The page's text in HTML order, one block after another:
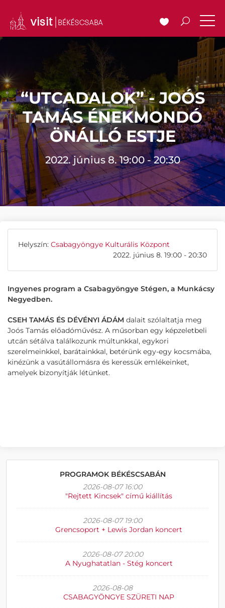
“UTCADALOK” - JOÓS
TAMÁS ÉNEKMONDÓ
ÖNÁLLÓ ESTJE
2022. június 8. 19:00 - 20:30
Helyszín: Csabagyöngye Kulturális Központ
2022. június 8. 19:00 - 20:30
Ingyenes program a Csabagyöngye Stégen, a Munkácsy
Negyedben.
CSEH TAMÁS ÉS DÉVÉNYI ÁDÁM dalait szólaltatja meg
Joós Tamás előadóművész. A műsorban egy képzeletbeli
utcán sétálva találkozunk múltunkkal, egykori
szerelmeinkkel, barátainkkal, betérünk egy-egy kocsmába,
kinézünk a vasútállomásra és keressük emlékeinket,
amelyek bizonyítják létünket.
PROGRAMOK BÉKÉSCSABÁN
2026-08-07 16:00
"Rejtett Kincsek" című kiállítás
2026-08-07 19:00
Grencsoport + Lewis Jordan koncert
2026-08-07 20:00
A Nyughatatlan - Stég koncert
2026-08-08
CSABAGYÖNGYE SZÜRETI NAP